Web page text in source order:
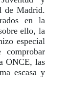
de Madrid.
en la
ello, la
especial
ONCE, las
escasa y